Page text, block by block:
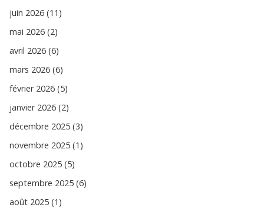
juin 2026 (11)
mai 2026 (2)
avril 2026 (6)
mars 2026 (6)
février 2026 (5)
janvier 2026 (2)
décembre 2025 (3)
novembre 2025 (1)
octobre 2025 (5)
septembre 2025 (6)
août 2025 (1)